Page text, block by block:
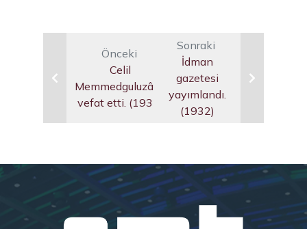
Önceki
Celil
Memmedguluzâde
vefat etti. (1932)
Sonraki
İdman
gazetesi
yayımlandı.
(1932)